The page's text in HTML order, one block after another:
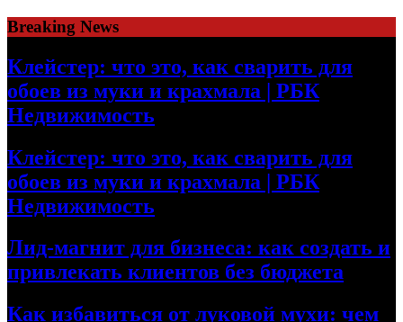
Skip
to
content
Breaking News
Клейстер: что это, как сварить для
обоев из муки и крахмала | РБК
Недвижимость
Клейстер: что это, как сварить для
обоев из муки и крахмала | РБК
Недвижимость
Лид-магнит для бизнеса: как создать и
привлекать клиентов без бюджета
Как избавиться от луковой мухи: чем